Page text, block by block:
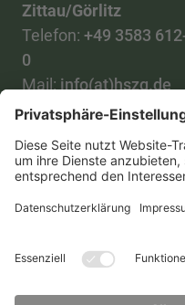
Zittau/Görlitz
Telefon: +49 3583
0
Mail: info(at)hszg.de
Alle Studiengänge
Impressum